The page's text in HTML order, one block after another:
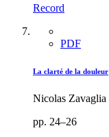
Record
PDF
La clarté de la douleur
Nicolas Zavaglia
pp. 24–26